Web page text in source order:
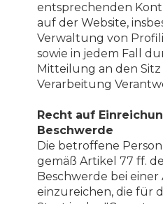
entsprechenden
auf der Website,
Verwaltung von
sowie in jedem Fall
Mitteilung an den
Verarbeitung
Recht auf
Beschwerde
Die betroffene
gemäß Artikel 77 ff.
Beschwerde bei
einzureichen, die für